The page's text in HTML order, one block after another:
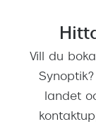
Vill du
landet